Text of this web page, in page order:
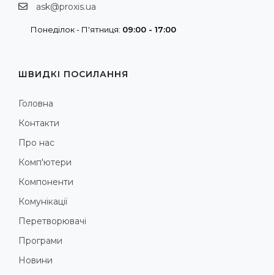
ask@proxis.ua
Понеділок - П'ятниця: 09:00 - 17:00
ШВИДКІ ПОСИЛАННЯ
Головна
Контакти
Про нас
Комп'ютери
Компоненти
Комунікації
Перетворювачі
Програми
Новини